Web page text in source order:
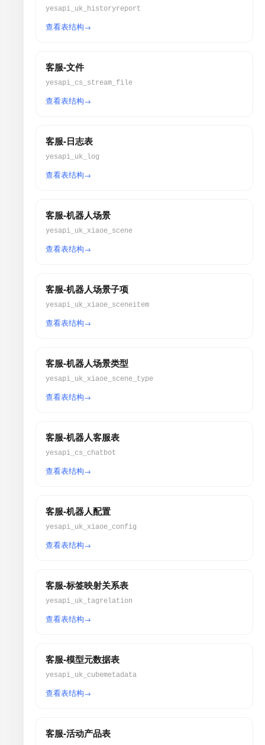
yesapi_uk_historyreport
查看表结构
客服-文件
yesapi_cs_stream_file
查看表结构
客服-日志表
yesapi_uk_log
查看表结构
客服-机器人场景
yesapi_uk_xiaoe_scene
查看表结构
客服-机器人场景子项
yesapi_uk_xiaoe_sceneitem
查看表结构
客服-机器人场景类型
yesapi_uk_xiaoe_scene_type
查看表结构
客服-机器人客服表
yesapi_cs_chatbot
查看表结构
客服-机器人配置
yesapi_uk_xiaoe_config
查看表结构
客服-标签映射关系表
yesapi_uk_tagrelation
查看表结构
客服-模型元数据表
yesapi_uk_cubemetadata
查看表结构
客服-活动产品表